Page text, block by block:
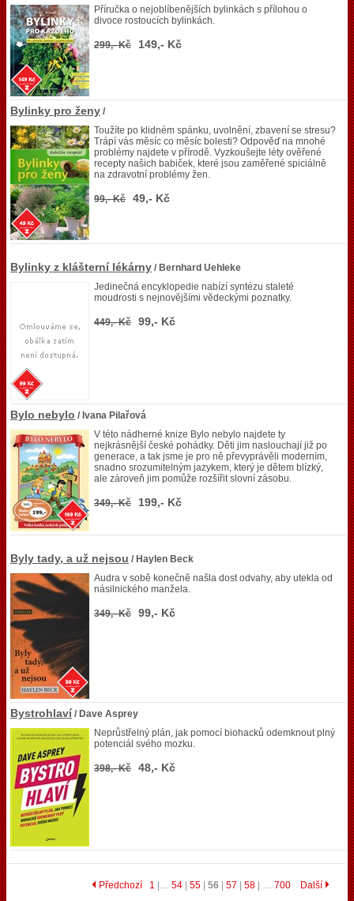
Příručka o nejoblíbenějších bylinkách s přílohou o
divoce rostoucích bylinkách.
299,- Kč 149,- Kč
Bylinky pro ženy /
Toužíte po klidném spánku, uvolnění, zbavení se stresu?
Trápí vás měsíc co měsíc bolesti? Odpověď na mnohé
problémy najdete v přírodě. Vyzkoušejte léty ověřené
recepty našich babiček, které jsou zaměřené spiciálně
na zdravotní problémy žen.
99,- Kč 49,- Kč
Bylinky z klášterní lékárny / Bernhard Uehleke
Jedinečná encyklopedie nabízí syntézu staleté
moudrosti s nejnovějšími vědeckými poznatky.
449,- Kč 99,- Kč
Bylo nebylo / Ivana Pilařová
V této nádherné knize Bylo nebylo najdete ty
nejkrásnější české pohádky. Děti jim naslouchají již po
generace, a tak jsme je pro ně převyprávěli moderním,
snadno srozumitelným jazykem, který je dětem blízký,
ale zároveň jim pomůže rozšířit slovní zásobu.
349,- Kč 199,- Kč
Byly tady, a už nejsou / Haylen Beck
Audra v sobě konečně našla dost odvahy, aby utekla od
násilnického manžela.
349,- Kč 99,- Kč
Bystrohlaví / Dave Asprey
Neprůstřelný plán, jak pomocí biohacků odemknout plný
potenciál svého mozku.
398,- Kč 48,- Kč
Předchozí 1 |… 54 55 56 57 58 | … 700 Další